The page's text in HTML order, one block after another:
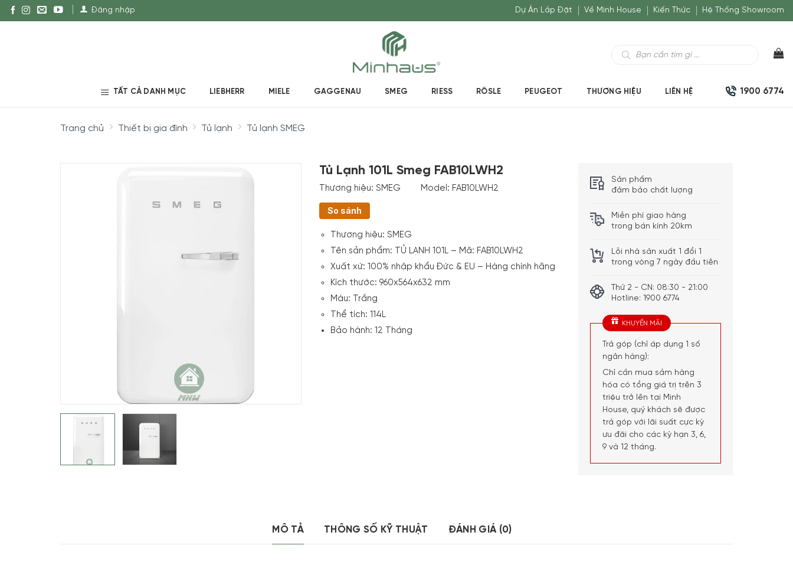
Đăng nhập Dự Án Lắp Đặt Về Minh House Kiến Thức Hệ Thống Showroom
kiếm
TẤT CẢ DANH MỤC LIEBHERR MIELE GAGGENAU SMEG RIESS RÖSLE PEUGEOT THƯƠNG HIỆU LIÊN HỆ 1900 6774
Trang chủ Thiết bị gia đình Tủ lạnh Tủ lạnh SMEG
Tủ Lạnh 101L Smeg FAB10LWH2
Thương hiệu: SMEG Model: FAB10LWH2
So sánh
Thương hiệu:SMEG
Tên sản phẩm: TỦ LẠNH 101L – Mã: FAB10LWH2
Xuất xứ: 100% nhập khẩu Đức & EU – Hàng chính hãng
Kích thước: 960x564x632 mm
Màu: Trắng
Thể tích: 114L
Bảo hành: 12 Tháng
Sản phẩm
đảm bảo chất lượng
Miễn phí giao hàng
trong bán kính 20km
Lỗi nhà sản xuất 1 đổi 1
trong vòng 7 ngày đầu tiên
Thứ 2 - CN: 08:30 - 21:00
Hotline: 1900 6774
KHUYẾN MÃI
Trả góp (chỉ áp dụng 1 số
ngân hàng):
Chỉ cần mua sắm hàng
hóa có tổng giá trị trên 3
triệu trở lên tại Minh
House, quý khách sẽ được
trả góp với lãi suất cực kỳ
ưu đãi cho các kỳ hạn 3, 6,
9 và 12 tháng.
MÔ TẢ THÔNG SỐ KỸ THUẬT ĐÁNH GIÁ (0)